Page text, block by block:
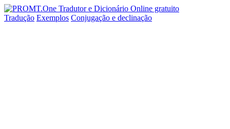
Tradução Exemplos Conjugação e declinação